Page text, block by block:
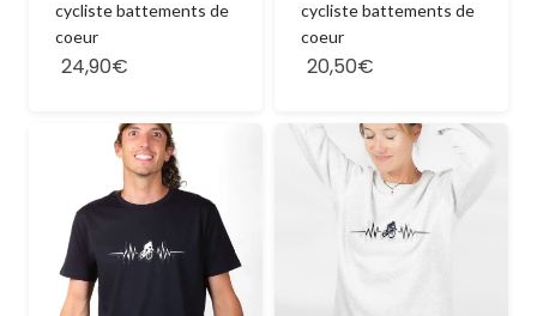
cycliste battements de
coeur
24,90€
cycliste battements de
coeur
20,50€